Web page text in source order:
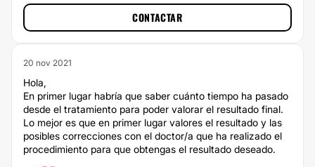
CONTACTAR
20 nov 2021
Hola,
En primer lugar habría que saber cuánto tiempo ha pasado
desde el tratamiento para poder valorar el resultado final.
Lo mejor es que en primer lugar valores el resultado y las
posibles correcciones con el doctor/a que ha realizado el
procedimiento para que obtengas el resultado deseado.